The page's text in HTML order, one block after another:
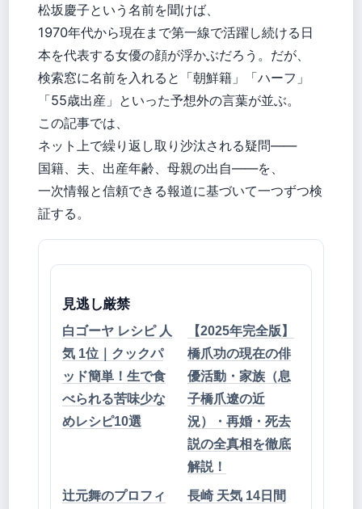
松坂慶子という名前を聞けば、
1970年代から現在まで第一線で活躍し続ける日
本を代表する女優の顔が浮かぶだろう。だが、
検索窓に名前を入れると「朝鮮籍」「ハーフ」
「55歳出産」といった予想外の言葉が並ぶ。
この記事では、
ネット上で繰り返し取り沙汰される疑問――
国籍、夫、出産年齢、母親の出自――を、
一次情報と信頼できる報道に基づいて一つずつ検
証する。
見逃し厳禁
白ゴーヤ レシピ 人
気 1位｜クックパ
ッド簡単！生で食
べられる苦味少な
めレシピ10選
【2025年完全版】
橋爪功の現在の俳
優活動・家族（息
子橋爪遼の近
況）・再婚・死去
説の全真相を徹底
解説！
辻元舞のプロフィ
長崎 天気 14日間